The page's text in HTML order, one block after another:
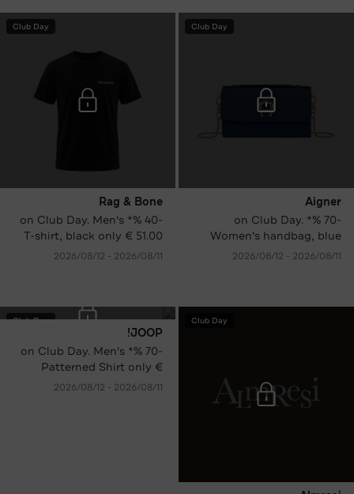
Club Day
Aigner
-70 %* on Club Day.
Women's handbag, blue
only € 99.00 instead of €
11‏/08‏/2026 - 12‏/08‏/2026
Club Day
Rag & Bone
-40 %* on Club Day. Men's
T-shirt, black only € 51.00
instead of € 85.00 RRP.
11‏/08‏/2026 - 12‏/08‏/2026
Club Day
Club Day
JOOP!
-70 %* on Club Day. Men's
Patterned Shirt only €
29.95 instead of € 99.95
11‏/08‏/2026 - 12‏/08‏/2026